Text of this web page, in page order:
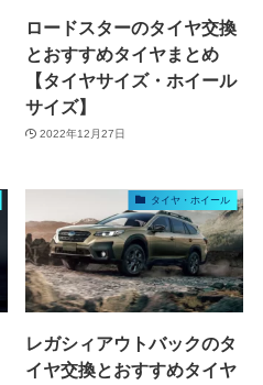
ロードスターのタイヤ交換
とおすすめタイヤまとめ
【タイヤサイズ・ホイール
サイズ】
2022年12月27日
タイヤ・ホイール
レガシィアウトバックのタ
イヤ交換とおすすめタイヤ